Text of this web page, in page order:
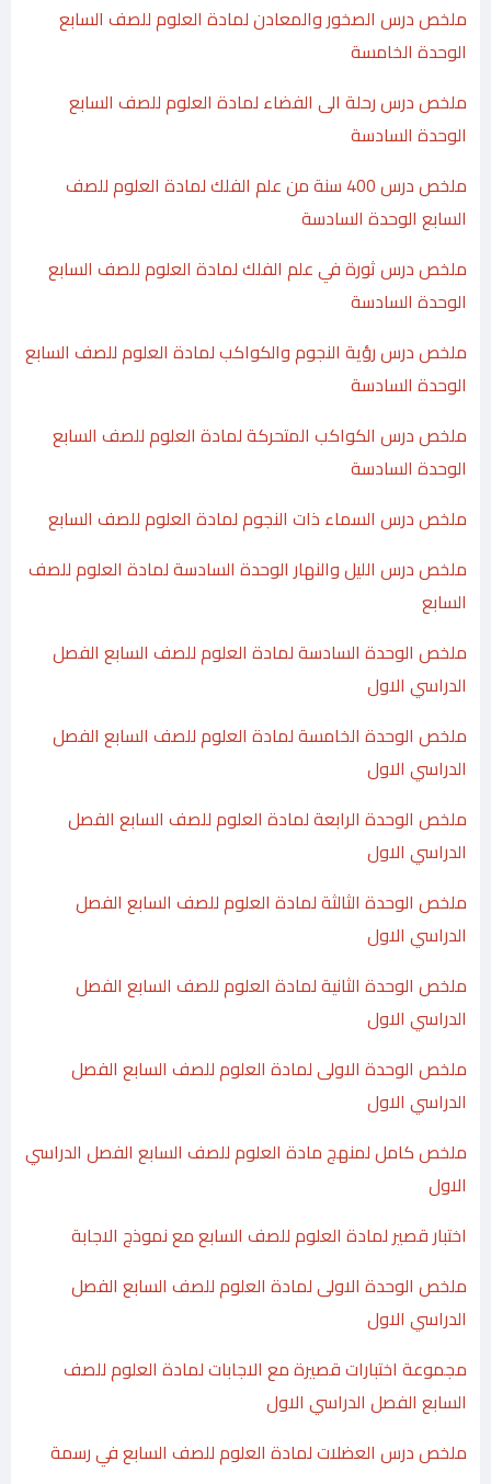
ملخص درس الصخور والمعادن لمادة العلوم للصف السابع
الوحدة الخامسة
ملخص درس رحلة الى الفضاء لمادة العلوم للصف السابع
الوحدة السادسة
ملخص درس 400 سنة من علم الفلك لمادة العلوم للصف
السابع الوحدة السادسة
ملخص درس ثورة في علم الفلك لمادة العلوم للصف السابع
الوحدة السادسة
ملخص درس رؤية النجوم والكواكب لمادة العلوم للصف السابع
الوحدة السادسة
ملخص درس الكواكب المتحركة لمادة العلوم للصف السابع
الوحدة السادسة
ملخص درس السماء ذات النجوم لمادة العلوم للصف السابع
ملخص درس الليل والنهار الوحدة السادسة لمادة العلوم للصف
السابع
ملخص الوحدة السادسة لمادة العلوم للصف السابع الفصل
الدراسي الاول
ملخص الوحدة الخامسة لمادة العلوم للصف السابع الفصل
الدراسي الاول
ملخص الوحدة الرابعة لمادة العلوم للصف السابع الفصل
الدراسي الاول
ملخص الوحدة الثالثة لمادة العلوم للصف السابع الفصل
الدراسي الاول
ملخص الوحدة الثانية لمادة العلوم للصف السابع الفصل
الدراسي الاول
ملخص الوحدة الاولى لمادة العلوم للصف السابع الفصل
الدراسي الاول
ملخص كامل لمنهج مادة العلوم للصف السابع الفصل الدراسي
الاول
اختبار قصير لمادة العلوم للصف السابع مع نموذج الاجابة
ملخص الوحدة الاولى لمادة العلوم للصف السابع الفصل
الدراسي الاول
مجموعة اختبارات قصيرة مع الاجابات لمادة العلوم للصف
السابع الفصل الدراسي الاول
ملخص درس العضلات لمادة العلوم للصف السابع في رسمة